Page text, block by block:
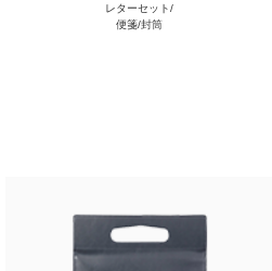
レターセット/
便箋/封筒